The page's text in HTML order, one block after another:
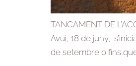
TANCAMENT DE
Avui, 18 de juny,
de setembre o fins